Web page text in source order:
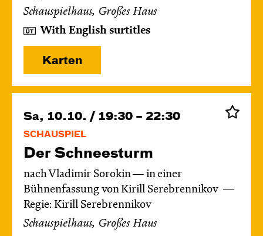
Schauspielhaus, Großes Haus
With English surtitles
Karten
Sa, 10.10. / 19:30 – 22:30
SCHAUSPIEL
Der Schnee­sturm
nach Vladimir Sorokin — in einer
Bühnenfassung von Kirill Serebrennikov
Regie: Kirill Serebrennikov
Schauspielhaus, Großes Haus